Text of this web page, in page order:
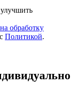
обработку
Политикой.